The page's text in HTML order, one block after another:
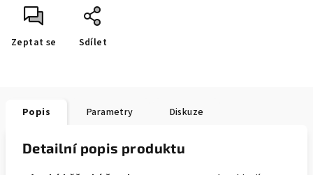
Zeptat se Sdílet
Popis Parametry Diskuze
Detailní popis produktu